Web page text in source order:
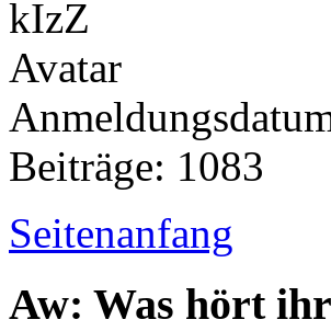
Beiträge: 1083
Seitenanfang
Aw: Was hört